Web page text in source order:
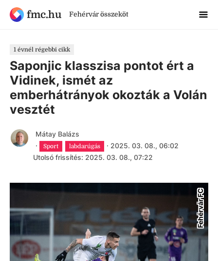
fmc.hu Fehérvár összeköt
1 évnél régebbi cikk
Saponjic klasszisa pontot ért a
Vidinek, ismét az
emberhátrányok okozták a Volán
vesztét
Mátay Balázs
·
Sport labdarúgás · 2025. 03. 08., 06:02
Utolsó frissítés: 2025. 03. 08., 07:22
Fehérvár FC